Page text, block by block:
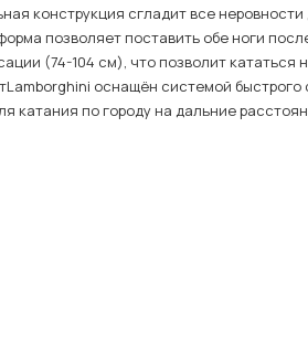
конструкция сгладит все
позволяет поставить обе ноги
(74-104 см), что позволит
оснащён системой
катания по городу на дальние